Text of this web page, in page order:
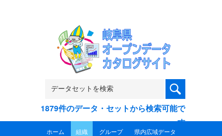
1879件のデータ・セットから検索可能で
す
ホーム 組織 グループ 県内広域データ